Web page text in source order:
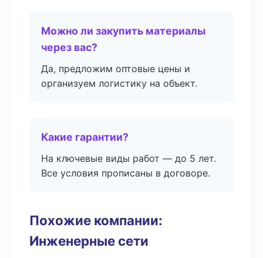
Можно ли закупить материалы
через вас?
Да, предложим оптовые цены и
организуем логистику на объект.
Какие гарантии?
На ключевые виды работ — до 5 лет.
Все условия прописаны в договоре.
Похожие компании:
Инженерные сети